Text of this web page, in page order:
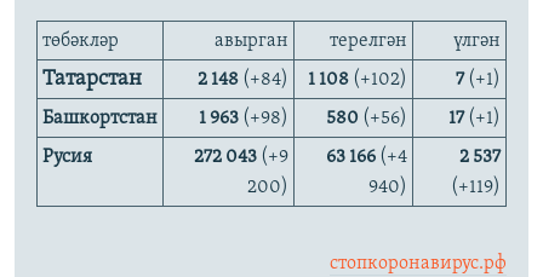
төбәкләр авырган терелгән үлгән
Татарстан 2 148 (+84) 1 108 (+102) 7(+1)
Башкортстан
1 963 (+98) 580 (+56) 17(+1)
Русия
272 043 (+9
200)
63 166 (+4
940)
2 537
(+119)
стопкоронавирус.рф